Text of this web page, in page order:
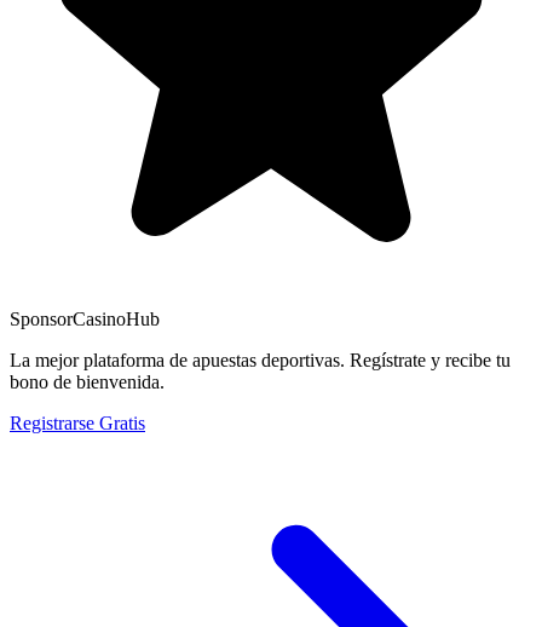
SponsorCasinoHub
La mejor plataforma de apuestas deportivas. Regístrate y recibe tu
bono de bienvenida.
Registrarse Gratis